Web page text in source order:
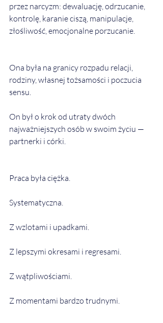
przez narcyzm: dewaluację, odrzucanie,
kontrolę, karanie ciszą, manipulacje,
złośliwość, emocjonalne porzucanie.
Ona była na granicy rozpadu relacji,
rodziny, własnej tożsamości i poczucia
sensu.
On był o krok od utraty dwóch
najważniejszych osób w swoim życiu —
partnerki i córki.
Praca była ciężka.
Systematyczna.
Z wzlotami i upadkami.
Z lepszymi okresami i regresami.
Z wątpliwościami.
Z momentami bardzo trudnymi.